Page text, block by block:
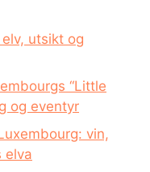
utsikt og
“Little
og eventyr
vin,
elva